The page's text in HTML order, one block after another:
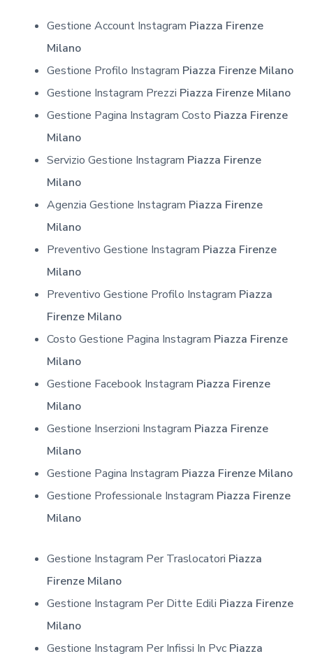
Gestione Account Instagram Piazza Firenze
Milano
Gestione Profilo Instagram Piazza Firenze Milano
Gestione Instagram Prezzi Piazza Firenze Milano
Gestione Pagina Instagram Costo Piazza Firenze
Milano
Servizio Gestione Instagram Piazza Firenze
Milano
Agenzia Gestione Instagram Piazza Firenze
Milano
Preventivo Gestione Instagram Piazza Firenze
Milano
Preventivo Gestione Profilo Instagram Piazza
Firenze Milano
Costo Gestione Pagina Instagram Piazza Firenze
Milano
Gestione Facebook Instagram Piazza Firenze
Milano
Gestione Inserzioni Instagram Piazza Firenze
Milano
Gestione Pagina Instagram Piazza Firenze Milano
Gestione Professionale Instagram Piazza Firenze
Milano
Gestione Instagram Per Traslocatori Piazza
Firenze Milano
Gestione Instagram Per Ditte Edili Piazza Firenze
Milano
Gestione Instagram Per Infissi In Pvc Piazza